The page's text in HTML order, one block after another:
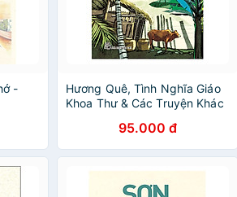
-
Hương Quê, Tình Nghĩa Giáo
Khoa Thư & Các Truyện Khác
95.000 đ